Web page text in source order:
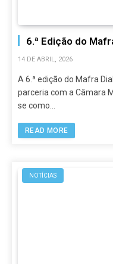
6.ª Edição do
14 DE ABRIL, 2026
A 6.ª edição do Mafra
parceria com a Câmara
se como…
READ MORE
NOTÍCIAS